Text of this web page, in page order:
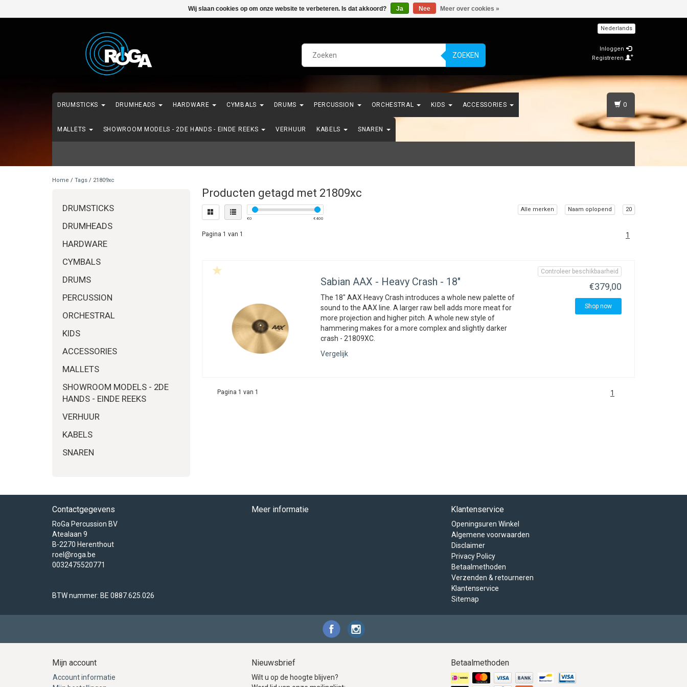
ZOEKEN
Nederlands
Inloggen
Registreren
DRUMSTICKS DRUMHEADS HARDWARE CYMBALS DRUMS PERCUSSION ORCHESTRAL KIDS ACCESSORIES
MALLETS SHOWROOM MODELS - 2DE HANDS - EINDE REEKS VERHUUR KABELS SNAREN
0
Home / Tags / 21809xc
DRUMSTICKS
DRUMHEADS
HARDWARE
CYMBALS
DRUMS
PERCUSSION
ORCHESTRAL
KIDS
ACCESSORIES
MALLETS
SHOWROOM MODELS - 2DE
HANDS - EINDE REEKS
VERHUUR
KABELS
SNAREN
Producten getagd met 21809xc
€0 €400
Alle merken Naam oplopend 20
Pagina 1 van 1 1
Sabian AAX - Heavy Crash - 18"
The 18″ AAX Heavy Crash introduces a whole new palette of
sound to the AAX line. A larger raw bell adds more meat for
more projection and higher pitch. A whole new style of
hammering makes for a more complex and slightly darker
crash - 21809XC.
Vergelijk
Controleer beschikbaarheid
€379,00
Shop now
Pagina 1 van 1 1
Contactgegevens
RoGa Percussion BV
Atealaan 9
B-2270 Herenthout
roel@roga.be
0032475520771
BTW nummer: BE 0887.625.026
Meer informatie Klantenservice
Openingsuren Winkel
Algemene voorwaarden
Disclaimer
Privacy Policy
Betaalmethoden
Verzenden & retourneren
Klantenservice
Sitemap
Mijn account
Account informatie
Nieuwsbrief
Wilt u op de hoogte blijven?
Betaalmethoden
Wij slaan cookies op om onze website te verbeteren. Is dat akkoord? Ja Nee Meer over cookies »